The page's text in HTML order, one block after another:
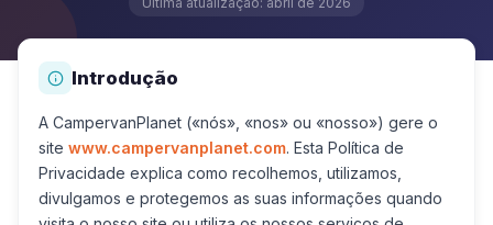
Introdução
A CampervanPlanet («nós», «nos» ou «nosso») gere o
site www.campervanplanet.com. Esta Política de
Privacidade explica como recolhemos, utilizamos,
divulgamos e protegemos as suas informações quando